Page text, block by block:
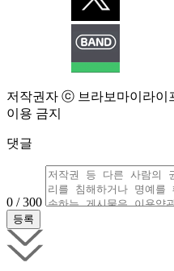
저작권자 ⓒ 브라보마이라이
이용 금지
댓글
0 / 300